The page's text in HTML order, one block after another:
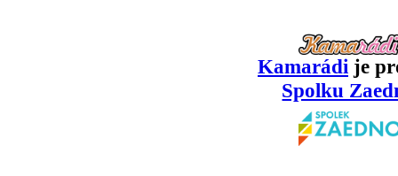
Kamarádi je
Spolku